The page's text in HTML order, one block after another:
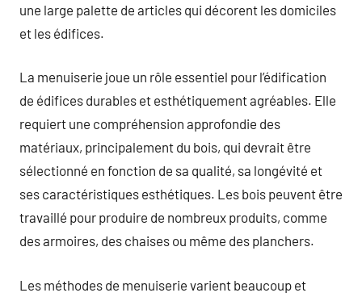
une large palette de articles qui décorent les domiciles
et les édifices.
La menuiserie joue un rôle essentiel pour l’édification
de édifices durables et esthétiquement agréables. Elle
requiert une compréhension approfondie des
matériaux, principalement du bois, qui devrait être
sélectionné en fonction de sa qualité, sa longévité et
ses caractéristiques esthétiques. Les bois peuvent être
travaillé pour produire de nombreux produits, comme
des armoires, des chaises ou même des planchers.
Les méthodes de menuiserie varient beaucoup et